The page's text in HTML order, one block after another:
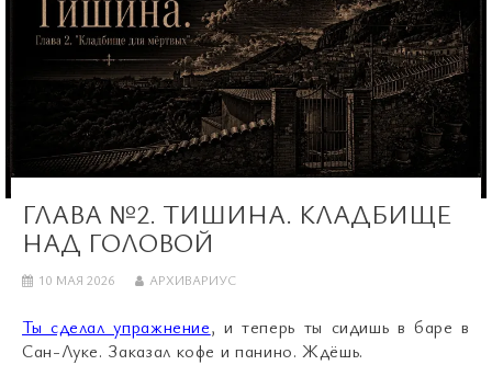
ГЛАВА №2. ТИШИНА. КЛАДБИЩЕ
НАД ГОЛОВОЙ
10 МАЯ 2026 АРХИВАРИУС
Ты сделал упражнение, и теперь ты сидишь в баре в
Сан-Луке. Заказал кофе и панино. Ждёшь.